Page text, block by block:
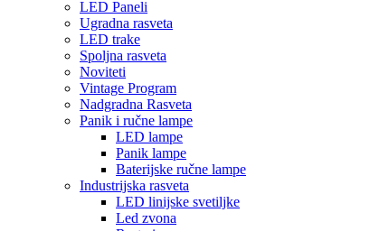
LED Paneli
Ugradna rasveta
LED trake
Spoljna rasveta
Noviteti
Vintage Program
Nadgradna Rasveta
Panik i ručne lampe
LED lampe
Panik lampe
Baterijske ručne lampe
Industrijska rasveta
LED linijske svetiljke
Led zvona